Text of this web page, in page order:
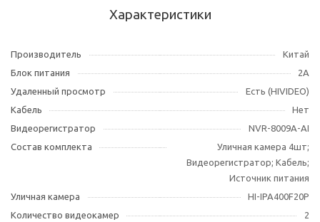
Характеристики
Производитель
Китай
Блок питания
2А
Удаленный просмотр
Есть (HIVIDEO)
Кабель
Нет
Видеорегистратор
NVR-8009A-AI
Состав комплекта
Уличная камера 4шт;
Видеорегистратор; Кабель;
Источник питания
Уличная камера
HI-IPA400F20P
Количество видеокамер
2